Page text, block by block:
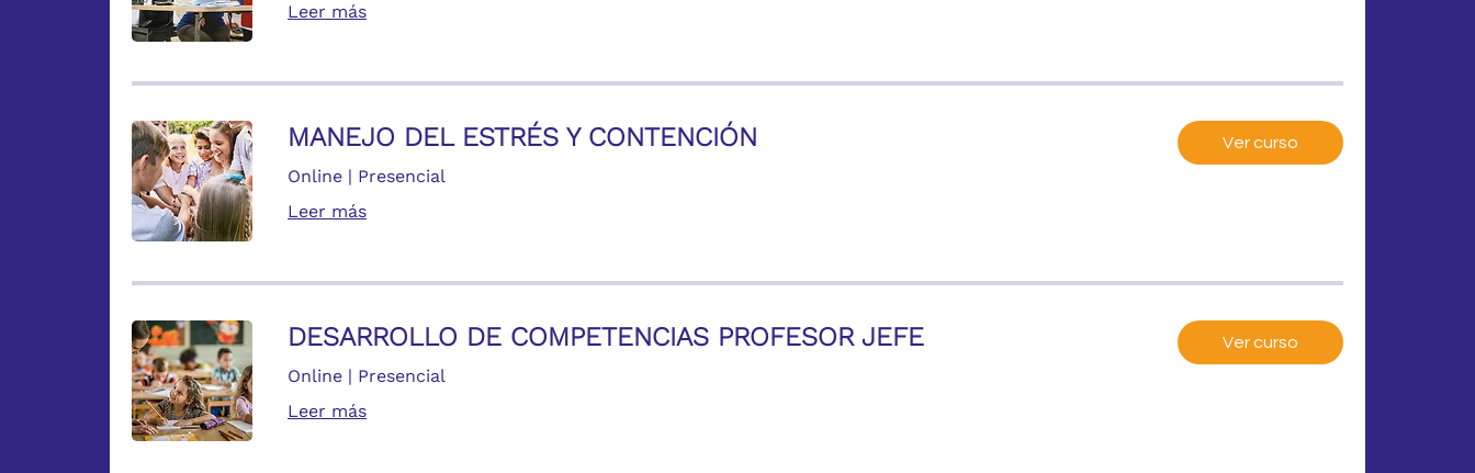
Leer más
MANEJO DEL ESTRÉS Y CONTENCIÓN
Online | Presencial
Leer más
Ver curso
DESARROLLO DE COMPETENCIAS PROFESOR JEFE
Online | Presencial
Leer más
Ver curso